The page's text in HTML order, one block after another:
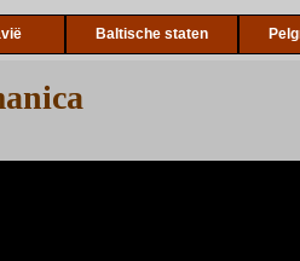
Baltische staten